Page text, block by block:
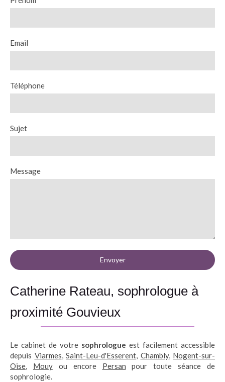
Email
Téléphone
Sujet
Message
Envoyer
Catherine Rateau, sophrologue à
proximité Gouvieux
Le cabinet de votre sophrologue est facilement accessible
depuis Viarmes, Saint-Leu-d'Esserent, Chambly, Nogent-sur-
Oise, Mouyou encore Persan pour toute séance de
sophrologie.